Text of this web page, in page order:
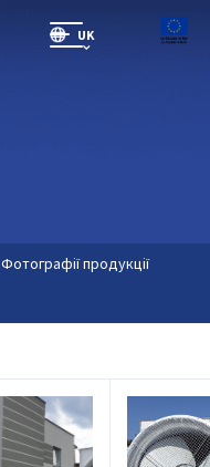
UK
Фотографії продукції